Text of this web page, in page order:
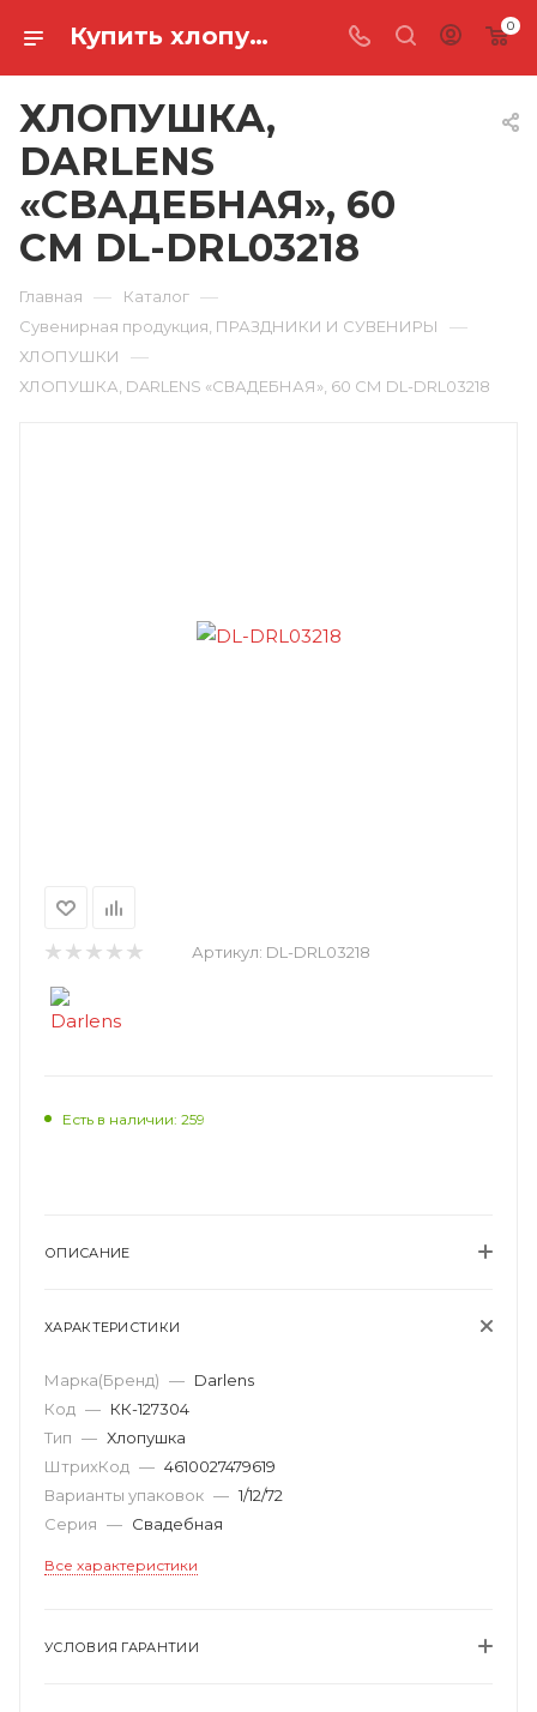
Купить хлопушка, darlens «свадебная», 60 см DL-DRL03218 в Ростове-на-Дону 0
ХЛОПУШКА,
DARLENS
«СВАДЕБНАЯ», 60
СМ DL-DRL03218
Главная — Каталог —
Сувенирная продукция, ПРАЗДНИКИ И СУВЕНИРЫ —
ХЛОПУШКИ —
ХЛОПУШКА, DARLENS «СВАДЕБНАЯ», 60 СМ DL-DRL03218
Артикул: DL-DRL03218
Есть в наличии: 259
ОПИСАНИЕ
ХАРАКТЕРИСТИКИ
Марка(Бренд) — Darlens
Код — КК-127304
Тип — Хлопушка
ШтрихКод — 4610027479619
Варианты упаковок — 1/12/72
Серия — Свадебная
Все характеристики
УСЛОВИЯ ГАРАНТИИ